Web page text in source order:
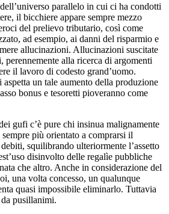
parallelo in cui ci ha condotti
il bicchiere appare sempre mezzo
del prelievo tributario, così come
ad esempio, ai danni del risparmio e
allucinazioni. Allucinazioni suscitate
perennemente alla ricerca di argomenti
il lavoro di codesto grand’uomo.
un tale aumento della produzione
bonus e tesoretti pioveranno come
gufi c’è pure chi insinua malignamente
più orientato a comprarsi il
squilibrando ulteriormente l’assetto
disinvolto delle regalìe pubbliche
che altro. Anche in considerazione del
una volta concesso, un qualunque
quasi impossibile eliminarlo. Tuttavia
pusillanimi.